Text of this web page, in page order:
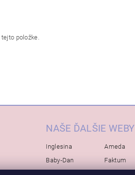
položke.
NAŠE ĎALŠIE WEBY
Inglesina
Baby-Dan
Ameda
Faktum